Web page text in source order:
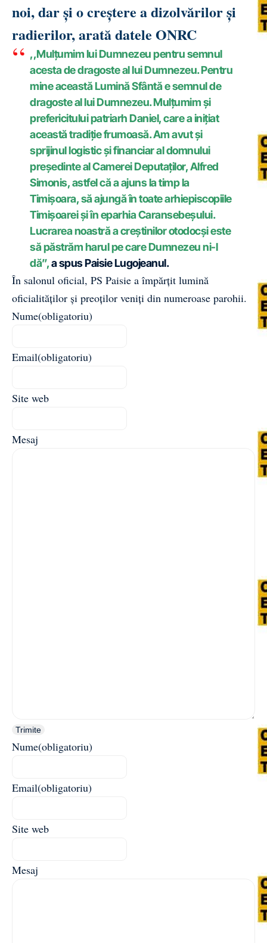
noi, dar și o creștere a dizolvărilor și
radierilor, arată datele ONRC
,,Mulțumim lui Dumnezeu pentru semnul
acesta de dragoste al lui Dumnezeu. Pentru
mine această Lumină Sfântă e semnul de
dragoste al lui Dumnezeu. Mulțumim și
prefericitului patriarh Daniel, care a inițiat
această tradiție frumoasă. Am avut și
sprijinul logistic și financiar al domnului
președinte al Camerei Deputaților, Alfred
Simonis, astfel că a ajuns la timp la
Timișoara, să ajungă în toate arhiepiscopiile
Timișoarei și în eparhia Caransebeșului.
Lucrarea noastră a creștinilor otodocși este
să păstrăm harul pe care Dumnezeu ni-l
dă”,a spus Paisie Lugojeanul.
În salonul oficial, PS Paisie a împărțit lumină
oficialităților și preoților veniți din numeroase parohii.
Nume(obligatoriu)
Email(obligatoriu)
Site web
Mesaj
Trimite
Nume(obligatoriu)
Email(obligatoriu)
Site web
Mesaj